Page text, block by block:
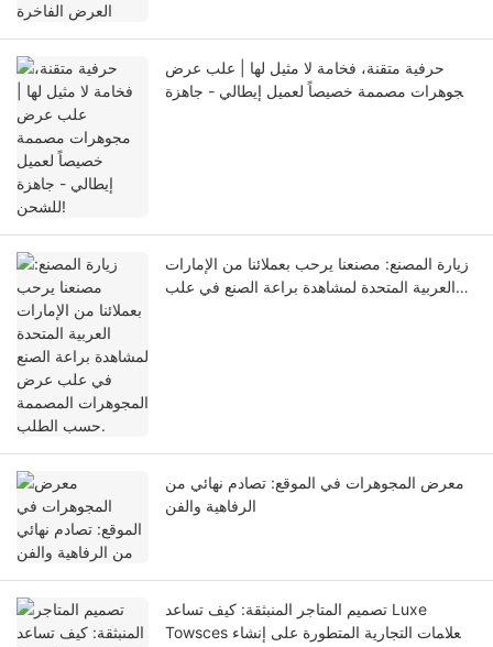
حرفية متقنة، فخامة لا مثيل لها | علب عرض
مجوهرات مصممة خصيصاً لعميل إيطالي - جاهزة
زيارة المصنع: مصنعنا يرحب بعملائنا من الإمارات
العربية المتحدة لمشاهدة براعة الصنع في علب
معرض المجوهرات في الموقع: تصادم نهائي من
الرفاهية والفن
تصميم المتاجر المنبثقة: كيف تساعد Luxe
Towsces العلامات التجارية المتطورة على إنشاء